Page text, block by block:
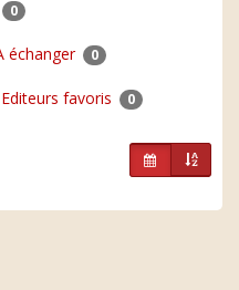
0
échanger 0
Editeurs favoris 0